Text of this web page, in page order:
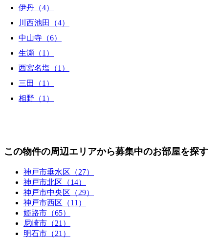
伊丹（4）
川西池田（4）
中山寺（6）
生瀬（1）
西宮名塩（1）
三田（1）
相野（1）
この物件の周辺エリアから募集中のお部屋を探す
神戸市垂水区（27）
神戸市北区（14）
神戸市中央区（29）
神戸市西区（11）
姫路市（65）
尼崎市（21）
明石市（21）